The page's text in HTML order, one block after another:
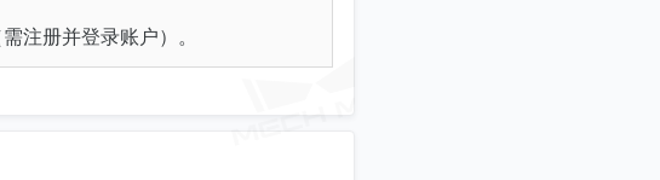
注册并登录账户）。